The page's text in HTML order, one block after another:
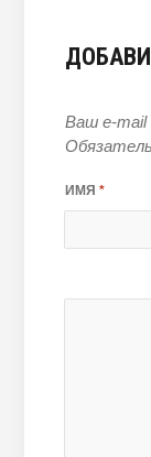
Ваш e-mail
ИМЯ *